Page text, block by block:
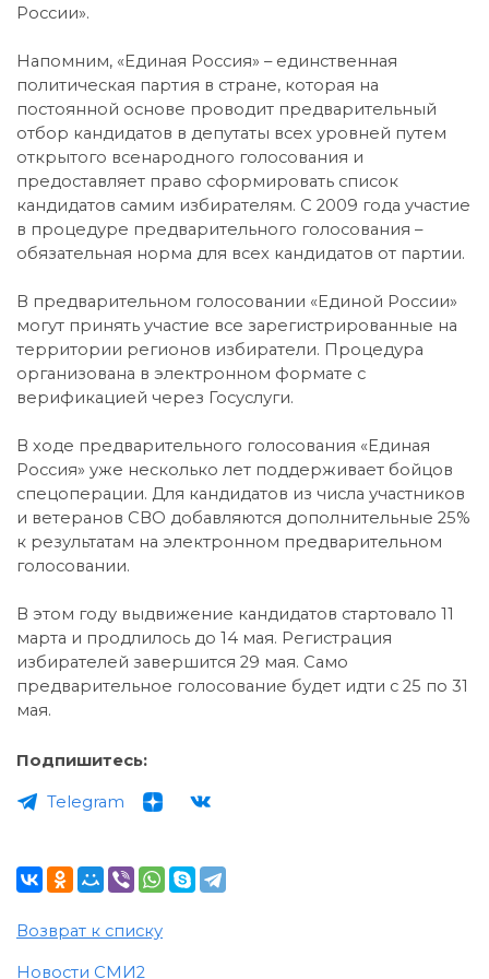
России».
Напомним, «Единая Россия» – единственная
политическая партия в стране, которая на
постоянной основе проводит предварительный
отбор кандидатов в депутаты всех уровней путем
открытого всенародного голосования и
предоставляет право сформировать список
кандидатов самим избирателям. С 2009 года участие
в процедуре предварительного голосования –
обязательная норма для всех кандидатов от партии.
В предварительном голосовании «Единой России»
могут принять участие все зарегистрированные на
территории регионов избиратели. Процедура
организована в электронном формате с
верификацией через Госуслуги.
В ходе предварительного голосования «Единая
Россия» уже несколько лет поддерживает бойцов
спецоперации. Для кандидатов из числа участников
и ветеранов СВО добавляются дополнительные 25%
к результатам на электронном предварительном
голосовании.
В этом году выдвижение кандидатов стартовало 11
марта и продлилось до 14 мая. Регистрация
избирателей завершится 29 мая. Само
предварительное голосование будет идти с 25 по 31
мая.
Подпишитесь:
Telegram
Возврат к списку
Новости СМИ2